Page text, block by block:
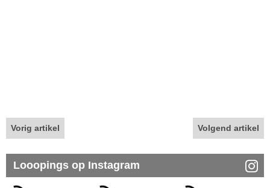
Vorig artikel Volgend artikel
Looopings op Instagram